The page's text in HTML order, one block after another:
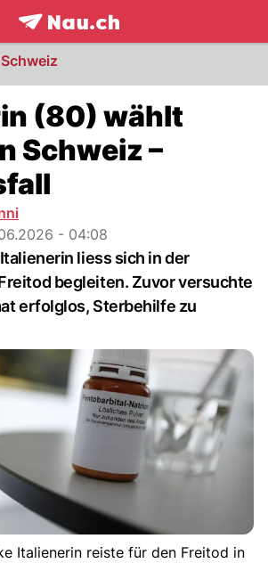
frontpage.NAU.ch
Schweiz
(80) wählt
Schweiz –
- 04:08
liess sich in der
begleiten. Zuvor versuchte
erfolglos, Sterbehilfe zu
Italienerin reiste für den Freitod in